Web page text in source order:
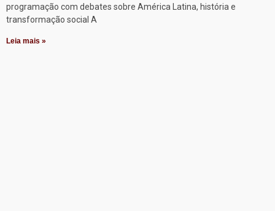
programação com debates sobre América Latina, história e
transformação social A
Leia mais »